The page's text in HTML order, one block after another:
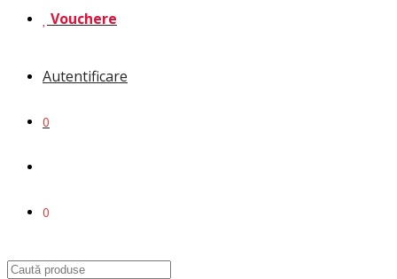
Vouchere
Autentificare
0
0